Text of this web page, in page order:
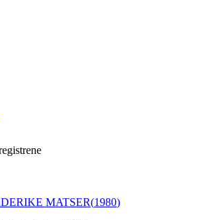
MATSER(1980)